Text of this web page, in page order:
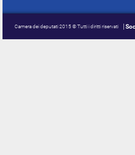
Camera dei deputati 2015 © Tutti i diritti riservati